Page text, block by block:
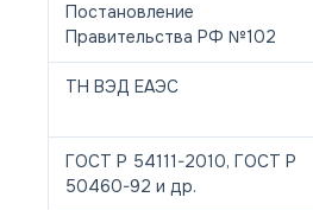
Постановление
Правительства РФ №102
ТН ВЭД ЕАЭС
ГОСТ Р 54111-2010, ГОСТ Р
50460-92 и др.